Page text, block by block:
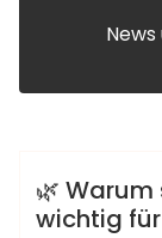
Anleitungen
🌿 Warum
wichtig